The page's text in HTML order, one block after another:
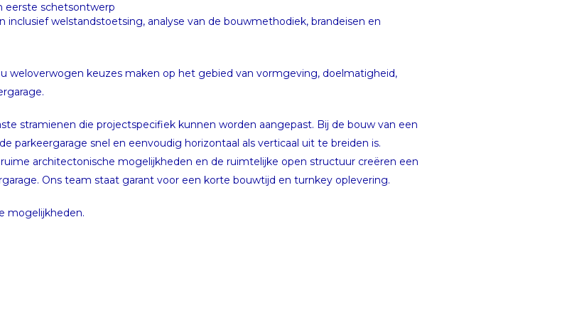
eerste schetsontwerp
welstandstoetsing, analyse van de bouwmethodiek, brandeisen en
weloverwogen keuzes maken op het gebied van vormgeving, doelmatigheid,
stramienen die projectspecifiek kunnen worden aangepast. Bij de bouw van een
parkeergarage snel en eenvoudig horizontaal als verticaal uit te breiden is.
architectonische mogelijkheden en de ruimtelijke open structuur creëren een
Ons team staat garant voor een korte bouwtijd en turnkey oplevering.
mogelijkheden.